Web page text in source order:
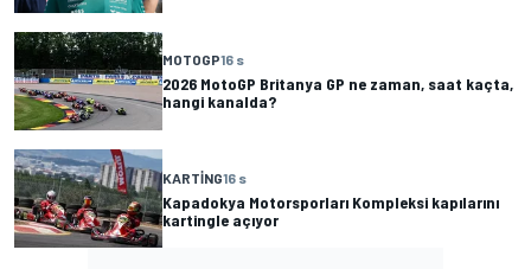
MOTOGP16 s
2026 MotoGP Britanya GP ne zaman, saat kaçta,
hangi kanalda?
KARTING16 s
Kapadokya Motorsporları Kompleksi kapılarını
kartingle açıyor